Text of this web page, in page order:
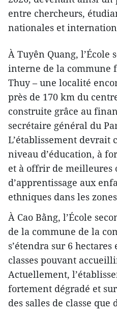
entre chercheurs,
nationales et
À Tuyên Quang, l’École
interne de la commune
Thuy – une localité
près de 170 km du
construite grâce au
secrétaire général du
L’établissement devrait
niveau d’éducation, à
et à offrir de meilleures
d’apprentissage aux
ethniques dans les
À Cao Bằng, l’École
de la commune de la
s’étendra sur 6
classes pouvant
Actuellement,
fortement dégradé et
des salles de classe que